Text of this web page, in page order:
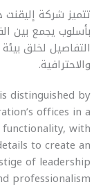
تتميز شركة إليقنت
بأسلوب يجمع بين
التفاصيل لخلق
والاحترافية.
distinguished by
offices in a
with
to create an
of leadership
professionalism.